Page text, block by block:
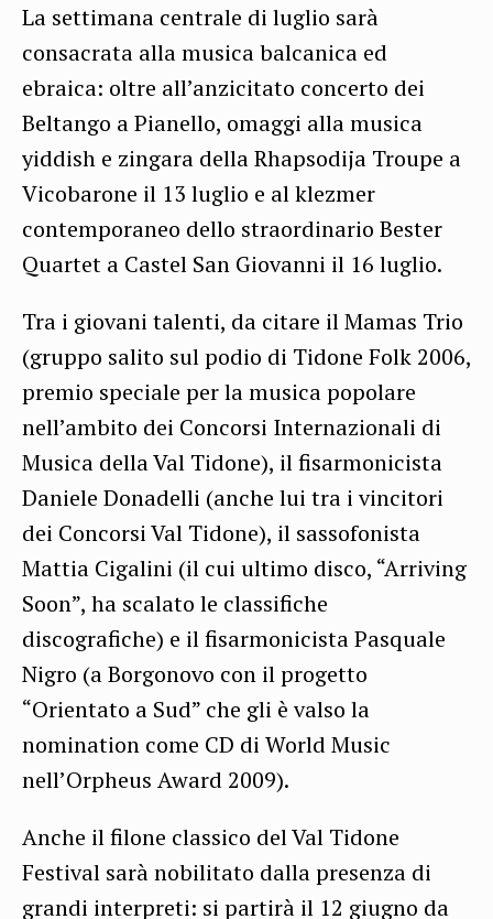
La settimana centrale di luglio sarà
consacrata alla musica balcanica ed
ebraica: oltre all’anzicitato concerto dei
Beltango a Pianello, omaggi alla musica
yiddish e zingara della Rhapsodija Troupe a
Vicobarone il 13 luglio e al klezmer
contemporaneo dello straordinario Bester
Quartet a Castel San Giovanni il 16 luglio.
Tra i giovani talenti, da citare il Mamas Trio
(gruppo salito sul podio di Tidone Folk 2006,
premio speciale per la musica popolare
nell’ambito dei Concorsi Internazionali di
Musica della Val Tidone), il fisarmonicista
Daniele Donadelli (anche lui tra i vincitori
dei Concorsi Val Tidone), il sassofonista
Mattia Cigalini (il cui ultimo disco, “Arriving
Soon”, ha scalato le classifiche
discografiche) e il fisarmonicista Pasquale
Nigro (a Borgonovo con il progetto
“Orientato a Sud” che gli è valso la
nomination come CD di World Music
nell’Orpheus Award 2009).
Anche il filone classico del Val Tidone
Festival sarà nobilitato dalla presenza di
grandi interpreti: si partirà il 12 giugno da